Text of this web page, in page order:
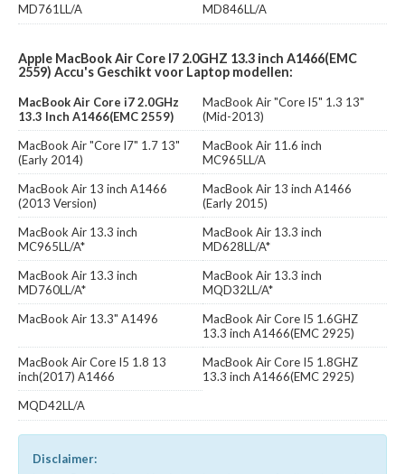
MD761LL/A
MD846LL/A
Apple MacBook Air Core I7 2.0GHZ 13.3 inch A1466(EMC
2559) Accu's Geschikt voor Laptop modellen:
MacBook Air Core i7 2.0GHz
13.3 Inch A1466(EMC 2559)
MacBook Air "Core I5" 1.3 13"
(Mid-2013)
MacBook Air "Core I7" 1.7 13"
(Early 2014)
MacBook Air 11.6 inch
MC965LL/A
MacBook Air 13 inch A1466
(2013 Version)
MacBook Air 13 inch A1466
(Early 2015)
MacBook Air 13.3 inch
MC965LL/A*
MacBook Air 13.3 inch
MD628LL/A*
MacBook Air 13.3 inch
MD760LL/A*
MacBook Air 13.3 inch
MQD32LL/A*
MacBook Air 13.3" A1496
MacBook Air Core I5 1.6GHZ
13.3 inch A1466(EMC 2925)
MacBook Air Core I5 1.8 13
inch(2017) A1466
MacBook Air Core I5 1.8GHZ
13.3 inch A1466(EMC 2925)
MQD42LL/A
Disclaimer: